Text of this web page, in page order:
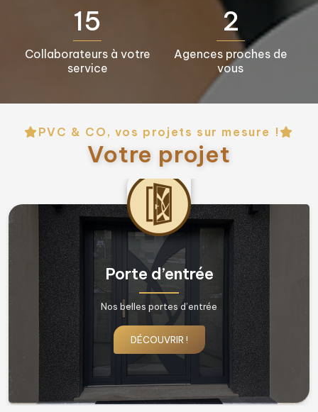
16+
Collaborateurs à votre
service
3+
Agences proches de
vous
PVC & CO, vos projets sur mesure !
Votre projet
Fenêtres & Porte fenêtres
Nos belles fenêtres !
DÉCOUVRIR !